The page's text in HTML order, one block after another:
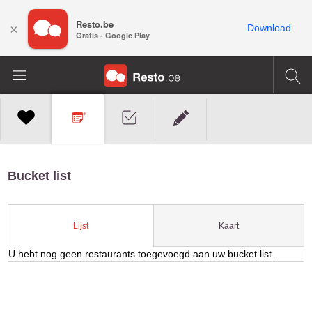
Bucket list
Lijst Kaart
U hebt nog geen restaurants toegevoegd aan uw bucket list.
× Resto.be
Gratis - Google Play
Download